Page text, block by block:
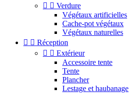
  Verdure
Végétaux artificielles
Cache-pot végétaux
Végétaux naturelles
  Réception
  Extérieur
Accessoire tente
Tente
Plancher
Lestage et haubanage